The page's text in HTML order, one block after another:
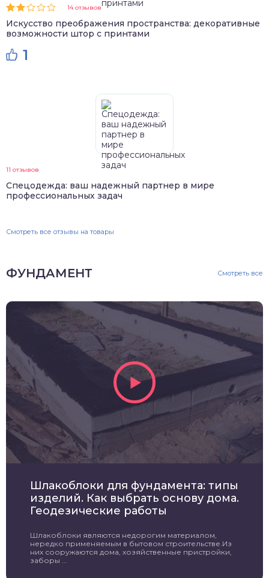
14 отзывов
Искусство преображения пространства: декоративные
возможности штор с принтами
1
11 отзывов
Спецодежда: ваш надежный партнер в мире
профессиональных задач
Смотреть все отзывы на товары
ФУНДАМЕНТ Смотреть все
Шлакоблоки для фундамента: типы
изделий. Как выбрать основу дома.
Геодезические работы
Шлакоблоки являются недорогим материалом,
нередко применяемым в бытовом строительстве.Из
них сооружаются дома, хозяйственные пристройки,
заборы ...